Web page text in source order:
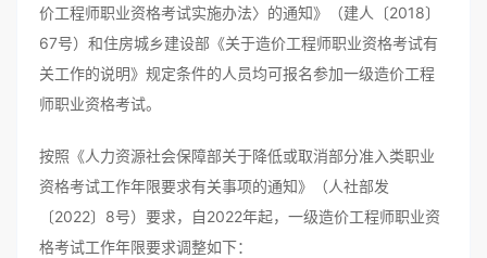
价工程师职业资格考试实施办法〉的通知》（建人〔2018〕
67号）和住房城乡建设部《关于造价工程师职业资格考试有
关工作的说明》规定条件的人员均可报名参加一级造价工程
师职业资格考试。
按照《人力资源社会保障部关于降低或取消部分准入类职业
资格考试工作年限要求有关事项的通知》（人社部发
〔2022〕8号）要求，自2022年起，一级造价工程师职业资
格考试工作年限要求调整如下：